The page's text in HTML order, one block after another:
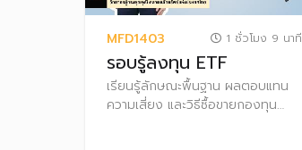
MFD1403 1 ชั่วโมง 9 นาที
รอบรู้ลงทุน ETF
เรียนรู้ลักษณะพื้นฐาน ผลตอบแทน
ความเสี่ยง และวิธีซื้อขายกองทุน